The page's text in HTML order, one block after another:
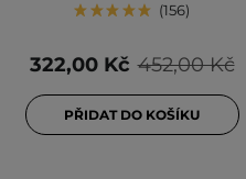
156
452,00 Kč
322,00 Kč
PŘIDAT DO KOŠÍKU